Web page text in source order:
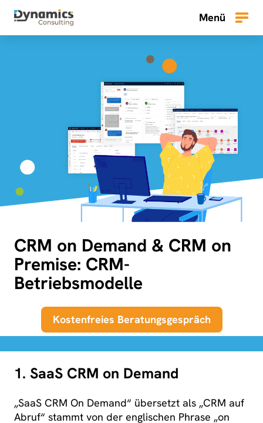
Zum
Inhalt
springen
Menü
Menü
CRM on Demand & CRM on
Premise: CRM-
Betriebsmodelle
Kostenfreies Beratungsgespräch
1. SaaS CRM on Demand
„SaaS CRM On Demand“ übersetzt als „CRM auf
Abruf“ stammt von der englischen Phrase „on